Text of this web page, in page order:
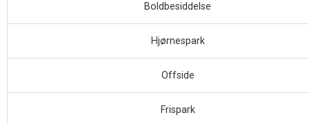
Boldbesiddelse
Hjørnespark
Offside
Frispark